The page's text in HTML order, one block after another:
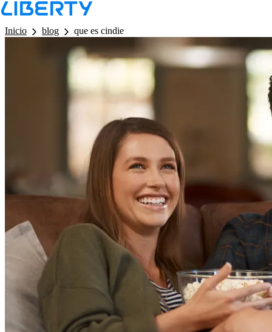
LB - Barra de Navegacion
Inicio
blog que es cindie